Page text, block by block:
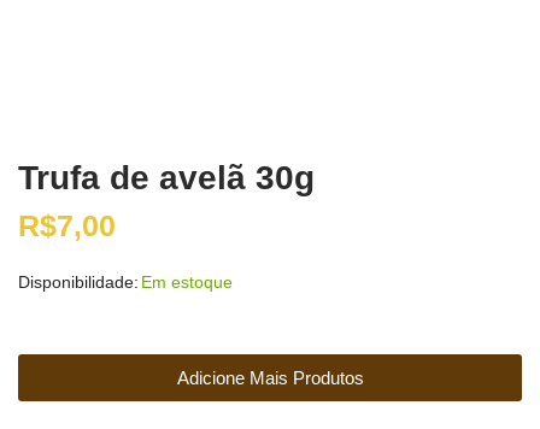
Trufa de avelã 30g
R$7,00
Disponibilidade: Em estoque
Adicione Mais Produtos